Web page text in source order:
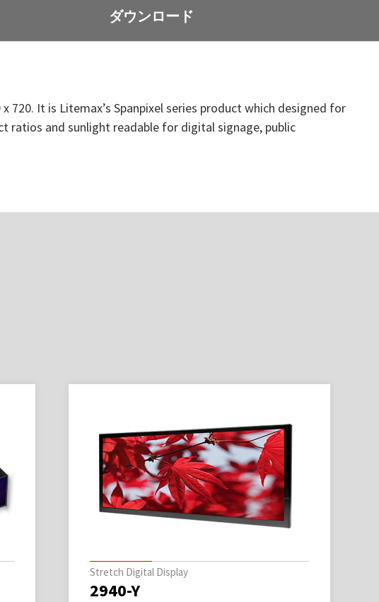
ダウンロード
720. It is Litemax’s Spanpixel series product which designed for
ratios and sunlight readable for digital signage, public
Stretch Digital Display
2940-Y